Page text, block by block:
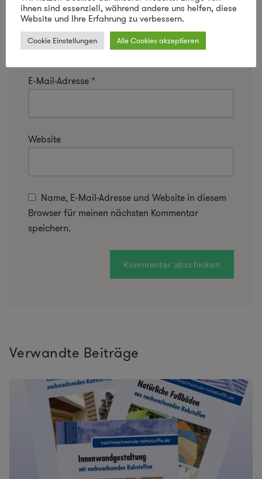
Name *
E-Mail-Adresse *
Website
Name, E-Mail-Adresse und Website in diesem
Browser für meinen nächsten Kommentar
speichern.
Verwandte Beiträge
ihnen sind essenziell, während andere uns helfen, diese
Website und Ihre Erfahrung zu verbessern.
Cookie Einstellungen Alle Cookies akzeptieren